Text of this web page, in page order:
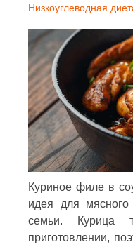
Низкоуглеводная
Куриное филе в
идея для
семьи. Курица
приготовлении,